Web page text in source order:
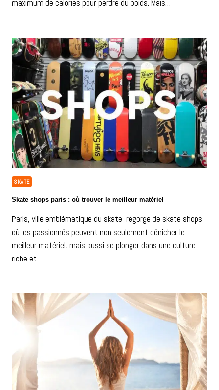
maximum de calories pour perdre du poids. Mais…
SKATE
Skate shops paris : où trouver le meilleur matériel
Paris, ville emblématique du skate, regorge de skate shops
où les passionnés peuvent non seulement dénicher le
meilleur matériel, mais aussi se plonger dans une culture
riche et…